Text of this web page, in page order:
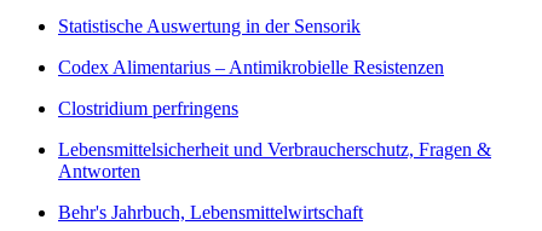
Statistische Auswertung in der Sensorik
Codex Alimentarius – Antimikrobielle Resistenzen
Clostridium perfringens
Lebensmittelsicherheit und Verbraucherschutz, Fragen &
Antworten
Behr's Jahrbuch, Lebensmittelwirtschaft